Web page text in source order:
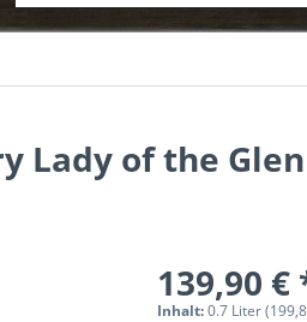
Lady of the Glen
139,90 €
Inhalt:0.7 Liter